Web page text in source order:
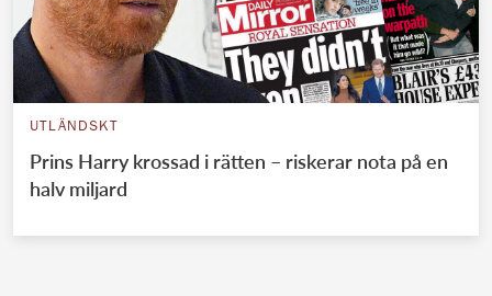
UTLÄNDSKT
Prins Harry krossad i rätten – riskerar nota på en
halv miljard